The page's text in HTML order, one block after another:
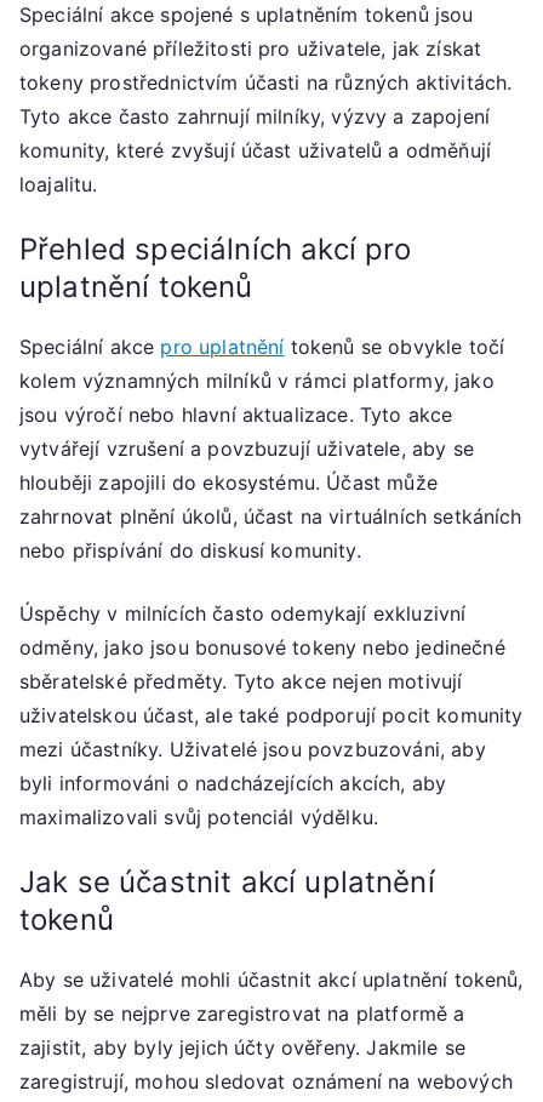
Speciální akce spojené s uplatněním tokenů jsou
organizované příležitosti pro uživatele, jak získat
tokeny prostřednictvím účasti na různých aktivitách.
Tyto akce často zahrnují milníky, výzvy a zapojení
komunity, které zvyšují účast uživatelů a odměňují
loajalitu.
Přehled speciálních akcí pro
uplatnění tokenů
Speciální akce pro uplatnění tokenů se obvykle točí
kolem významných milníků v rámci platformy, jako
jsou výročí nebo hlavní aktualizace. Tyto akce
vytvářejí vzrušení a povzbuzují uživatele, aby se
hlouběji zapojili do ekosystému. Účast může
zahrnovat plnění úkolů, účast na virtuálních setkáních
nebo přispívání do diskusí komunity.
Úspěchy v milnících často odemykají exkluzivní
odměny, jako jsou bonusové tokeny nebo jedinečné
sběratelské předměty. Tyto akce nejen motivují
uživatelskou účast, ale také podporují pocit komunity
mezi účastníky. Uživatelé jsou povzbuzováni, aby
byli informováni o nadcházejících akcích, aby
maximalizovali svůj potenciál výdělku.
Jak se účastnit akcí uplatnění
tokenů
Aby se uživatelé mohli účastnit akcí uplatnění tokenů,
měli by se nejprve zaregistrovat na platformě a
zajistit, aby byly jejich účty ověřeny. Jakmile se
zaregistrují, mohou sledovat oznámení na webových